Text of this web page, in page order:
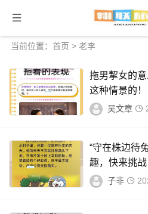
当前位置： 首页 > 老李
拖男挈女的
这种情景的！
吴文章
“守在株边待
趣，快来挑战
子非